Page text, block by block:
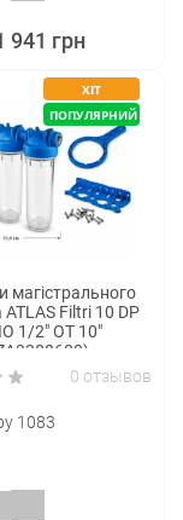
941 грн
ХІТ
ПОПУЛЯРНИЙ
магістрального
ATLAS Filtri 10 DP
1/2" OT 10"
0 отзывов
1083